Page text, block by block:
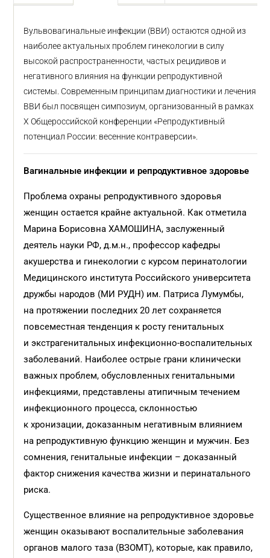
Вульвовагинальные инфекции (ВВИ) остаются одной из
наиболее актуальных проблем гинекологии в силу
высокой распространенности, частых рецидивов и
негативного влияния на функции репродуктивной
системы. Современным принципам диагностики и лечения
ВВИ был посвящен симпозиум, организованный в рамках
X Общероссийской конференции «Репродуктивный
потенциал России: весенние контраверсии».
Вагинальные инфекции и репродуктивное здоровье
Проблема охраны репродуктивного здоровья
женщин остается крайне актуальной. Как отметила
Марина Борисовна ХАМОШИНА, заслуженный
деятель науки РФ, д.м.н., профессор кафедры
акушерства и гинекологии с курсом перинатологии
Медицинского института Российского университета
дружбы народов (МИ РУДН) им. Патриса Лумумбы,
на протяжении последних 20 лет сохраняется
повсеместная тенденция к росту генитальных
и экстрагенитальных инфекционно-воспалительных
заболеваний. Наиболее острые грани клинически
важных проблем, обусловленных генитальными
инфекциями, представлены атипичным течением
инфекционного процесса, склонностью
к хронизации, доказанным негативным влиянием
на репродуктивную функцию женщин и мужчин. Без
сомнения, генитальные инфекции – доказанный
фактор снижения качества жизни и перинатального
риска.
Существенное влияние на репродуктивное здоровье
женщин оказывают воспалительные заболевания
органов малого таза (ВЗОМТ), которые, как правило,